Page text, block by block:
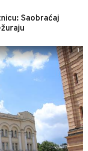
Saobraćaj
1